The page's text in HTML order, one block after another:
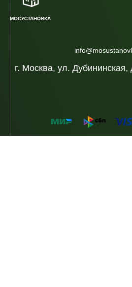
г. Москва, ул.
МОСУСТАНОВКА